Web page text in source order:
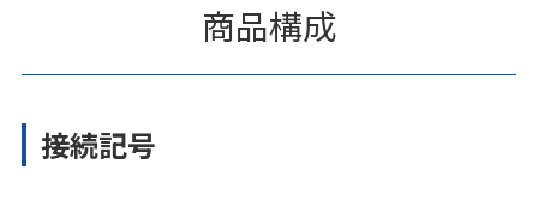
商品構成
接続記号